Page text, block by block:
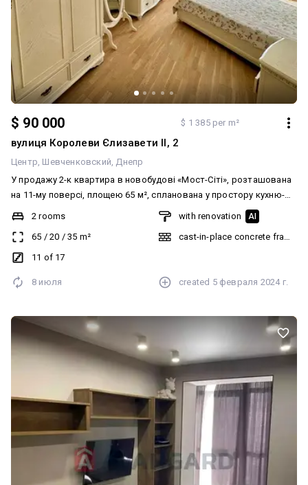
$ 90 000 $ 1 385 per m²
вулиця Королеви Єлизавети ІІ, 2
Центр Шевченковский Днепр
У продажу 2-к квартира в новобудові «Мост-Сіті», розташована
на 11-му поверсі, площею 65 м², спланована у простору кухню-
вітальню, велику спальню, ванну кімнату та пральню. У квартирі
зроблено дорогий дизайнерський ремонт у стилі прованс, вона
укомплектована дорогими меблями та технікою, є вбудована
кухня; продаж із меблями та технікою.
2 rooms
65 / 20 / 35 m²
11 of 17
with renovation AI
cast-in-place concrete frame
8 июля created 5 февраля 2024 г.